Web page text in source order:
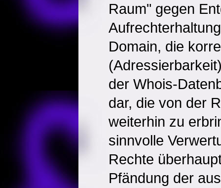
Raum" gegen
Domain, die
der Whois-
dar, die von der
weiterhin zu
sinnvolle
Rechte
Pfändung der